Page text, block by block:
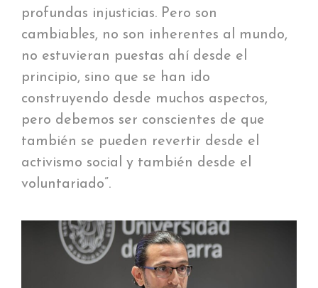
profundas injusticias. Pero son
cambiables, no son inherentes al mundo,
no estuvieran puestas ahí desde el
principio, sino que se han ido
construyendo desde muchos aspectos,
pero debemos ser conscientes de que
también se pueden revertir desde el
activismo social y también desde el
voluntariado”.